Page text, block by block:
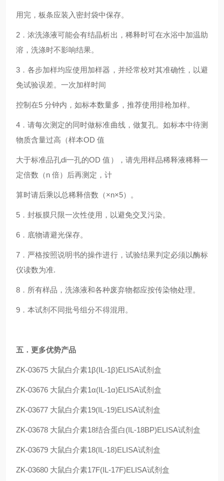
用完，板条应装入密封袋中保存。
2．浓洗涤液可能会有结晶析出，稀释时可在水浴中加温助
溶，洗涤时不影响结果。
3．各步加样均应使用加样器，并经常校对其准确性，以避
免试验误差。一次加样时间
控制在5 分钟内，如标本数量多，推荐使用排枪加样。
4．请每次测定的同时做标准曲线，做复孔。如标本中待测
物质含量过高（样本OD 值
大于标准品孔di一孔的OD 值），请先用样品稀释液稀释一
定倍数（n 倍）后再测定，计
算时请后乘以总稀释倍数（×n×5）。
5．封板膜只限一次性使用，以避免交叉污染。
6．底物请避光保存。
7．严格按照说明书的操作进行，试验结果判定必须以酶标
仪读数为准.
8．所有样品，洗涤液和各种废弃物都应按传染物处理。
9．本试剂不同批号组分不得混用。
五 ．更多优势产品
ZK-03675 大鼠白介素1β(IL-1β)ELISA试剂盒
ZK-03676 大鼠白介素1α(IL-1α)ELISA试剂盒
ZK-03677 大鼠白介素19(IL-19)ELISA试剂盒
ZK-03678 大鼠白介素18结合蛋白(IL-18BP)ELISA试剂盒
ZK-03679 大鼠白介素18(IL-18)ELISA试剂盒
ZK-03680 大鼠白介素17F(IL-17F)ELISA试剂盒